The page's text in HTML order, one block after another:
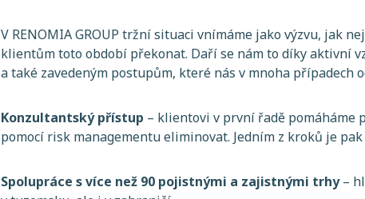
V RENOMIA GROUP tržní situaci vnímáme jako výzvu, jak
klientům toto období překonat. Daří se nám to díky aktivní
a také zavedeným postupům, které nás v mnoha případech
Konzultantský přístup – klientovi v první řadě
pomocí risk managementu eliminovat. Jedním z kroků je
Spolupráce s více než 90 pojistnými a zajistnými trhy–